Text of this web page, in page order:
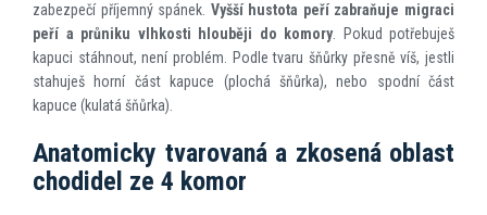
zabezpečí příjemný spánek. Vyšší hustota peří zabraňuje migraci
peří a průniku vlhkosti hlouběji do komory. Pokud potřebuješ
kapuci stáhnout, není problém. Podle tvaru šňůrky přesně víš, jestli
stahuješ horní část kapuce (plochá šňůrka), nebo spodní část
kapuce (kulatá šňůrka).
Anatomicky tvarovaná a zkosená oblast
chodidel ze 4 komor